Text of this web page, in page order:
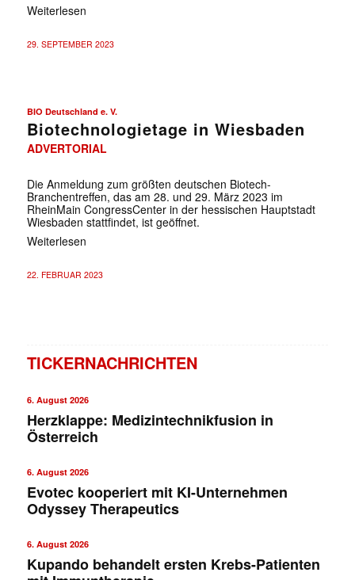
Weiterlesen
29. SEPTEMBER 2023
BIO Deutschland e. V.
Biotechnologietage in Wiesbaden
ADVERTORIAL
Die Anmeldung zum größten deutschen Biotech-
Branchentreffen, das am 28. und 29. März 2023 im
RheinMain CongressCenter in der hessischen Hauptstadt
Wiesbaden stattfindet, ist geöffnet.
Weiterlesen
22. FEBRUAR 2023
TICKERNACHRICHTEN
6. August 2026
Herzklappe: Medizintechnikfusion in
Österreich
6. August 2026
Evotec kooperiert mit KI-Unternehmen
Odyssey Therapeutics
6. August 2026
Kupando behandelt ersten Krebs-Patienten